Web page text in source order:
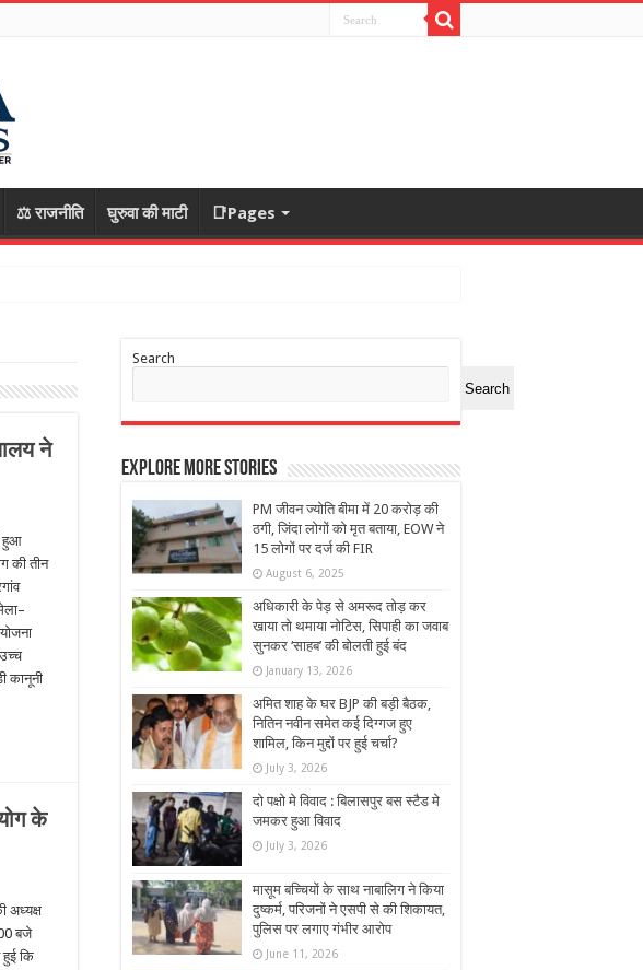
⚖️ राजनीति घुरुवा की माटी 📑Pages
ने
हुआ
की तीन
कानूनी
के
अध्यक्ष
बजे
हुई कि
Search
Search
Explore More Stories
PM जीवन ज्योति बीमा में 20 करोड़ की
ठगी, जिंदा लोगों को मृत बताया, EOW ने
15 लोगों पर दर्ज की FIR
August 6, 2025
अधिकारी के पेड़ से अमरूद तोड़ कर
खाया तो थमाया नोटिस, सिपाही का जवाब
सुनकर ‘साहब’ की बोलती हुई बंद
January 13, 2026
अमित शाह के घर BJP की बड़ी बैठक,
नितिन नवीन समेत कई दिग्गज हुए
शामिल, किन मुद्दों पर हुई चर्चा?
July 3, 2026
दो पक्षो मे विवाद : बिलासपुर बस स्टैड मे
जमकर हुआ विवाद
July 3, 2026
मासूम बच्चियों के साथ नाबालिग ने किया
दुष्कर्म, परिजनों ने एसपी से की शिकायत,
पुलिस पर लगाए गंभीर आरोप
June 11, 2026